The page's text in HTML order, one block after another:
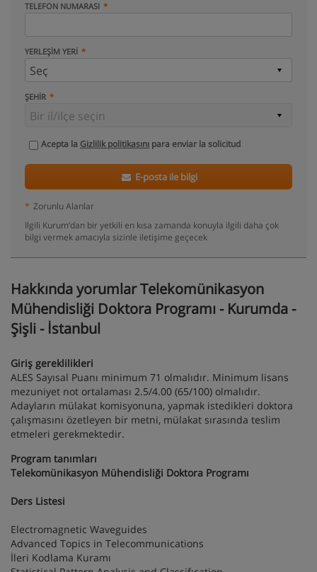
TELEFON NUMARASI
YERLEŞIM YERI
ŞEHIR
Acepta la Gizlilik politikasını para enviar la solicitud
E-posta ile bilgi
* Zorunlu Alanlar
Ilgili Kurum’dan bir yetkili en kısa zamanda konuyla ilgili daha çok
bilgi vermek amacıyla sizinle iletişime geçecek
Hakkında yorumlar Telekomünikasyon
Mühendisliği Doktora Programı - Kurumda -
Şişli - İstanbul
Giriş gereklilikleri
ALES Sayısal Puanı minimum 71 olmalıdır. Minimum lisans
mezuniyet not ortalaması 2.5/4.00 (65/100) olmalıdır.
Adayların mülakat komisyonuna, yapmak istedikleri doktora
çalışmasını özetleyen bir metni, mülakat sırasında teslim
etmeleri gerekmektedir.
Program tanımları
Telekomünikasyon Mühendisliği Doktora Programı
Ders Listesi
Electromagnetic Waveguides
Advanced Topics in Telecommunications
İleri Kodlama Kuramı